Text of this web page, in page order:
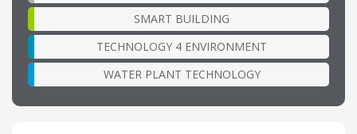
SMART BUILDING
TECHNOLOGY 4 ENVIRONMENT
WATER PLANT TECHNOLOGY